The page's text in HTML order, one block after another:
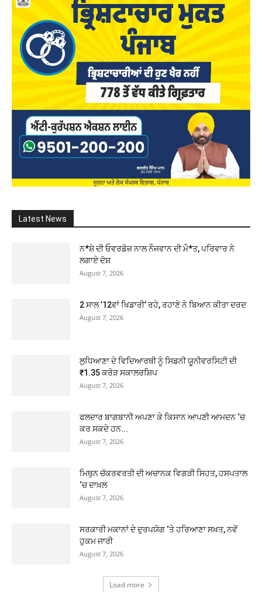
Latest News
ਨ*ਸ਼ੇ ਦੀ ਓਵਰਡੋਜ਼ ਨਾਲ ਨੌਜਵਾਨ ਦੀ ਮੌ*ਤ, ਪਰਿਵਾਰ ਨੇ
ਲਗਾਏ ਦੋਸ਼
August 7, 2026
2 ਸਾਲ ’12ਵਾਂ ਖਿਡਾਰੀ’ ਰਹੇ, ਰਹਾਣੇ ਨੇ ਬਿਆਨ ਕੀਤਾ ਦਰਦ
August 7, 2026
ਲੁਧਿਆਣਾ ਦੇ ਵਿਦਿਆਰਥੀ ਨੂੰ ਸਿਡਨੀ ਯੂਨੀਵਰਸਿਟੀ ਦੀ
₹1.35 ਕਰੋੜ ਸਕਾਲਰਸ਼ਿਪ
August 7, 2026
ਫਲਦਾਰ ਬਾਗਬਾਨੀ ਅਪਣਾ ਕੇ ਕਿਸਾਨ ਆਪਣੀ ਆਮਦਨ ‘ਚ
ਕਰ ਸਕਦੇ ਹਨ...
August 7, 2026
ਮਿਥੁਨ ਚੱਕਰਵਰਤੀ ਦੀ ਅਚਾਨਕ ਵਿਗੜੀ ਸਿਹਤ, ਹਸਪਤਾਲ
‘ਚ ਦਾਖ਼ਲ
August 7, 2026
ਸਰਕਾਰੀ ਮਕਾਨਾਂ ਦੇ ਦੁਰਪਯੋਗ ‘ਤੇ ਹਰਿਆਣਾ ਸਖ਼ਤ, ਨਵੇਂ
ਹੁਕਮ ਜਾਰੀ
August 7, 2026
Load more